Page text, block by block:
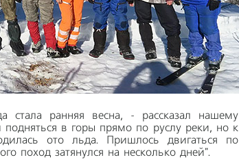
стала ранняя весна, - рассказал нашему
в горы прямо по руслу реки, но к
ото льда. Пришлось двигаться по
поход затянулся на несколько дней".